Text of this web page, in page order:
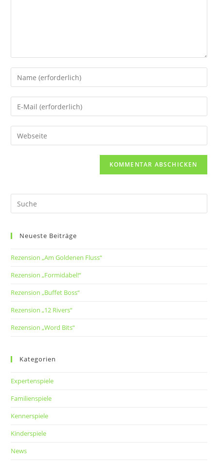
Neueste Beiträge
Rezension „Am Goldenen Fluss“
Rezension „Formidabel!“
Rezension „Buffet Boss“
Rezension „12 Rivers“
Rezension „Word Bits“
Kategorien
Expertenspiele
Familienspiele
Kennerspiele
Kinderspiele
News